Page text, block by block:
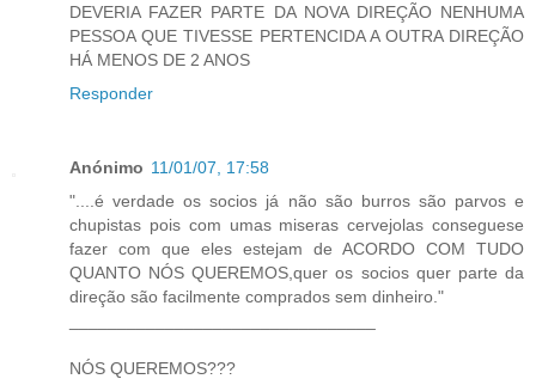
DEVERIA FAZER PARTE DA NOVA DIREÇÃO NENHUMA
PESSOA QUE TIVESSE PERTENCIDA A OUTRA DIREÇÃO
HÁ MENOS DE 2 ANOS
Responder
Anónimo 11/01/07, 17:58
"....é verdade os socios já não são burros são parvos e
chupistas pois com umas miseras cervejolas conseguese
fazer com que eles estejam de ACORDO COM TUDO
QUANTO NÓS QUEREMOS,quer os socios quer parte da
direção são facilmente comprados sem dinheiro."
NÓS QUEREMOS???